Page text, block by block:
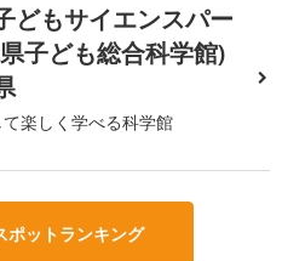
どもサイエンスパー
子ども総合科学館)
楽しく学べる科学館
ポットランキング